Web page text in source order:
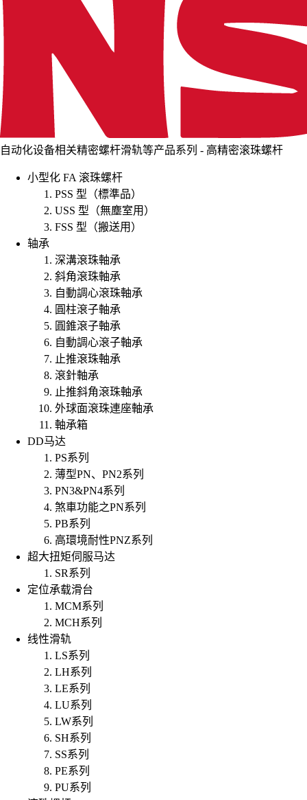
自动化设备相关精密螺杆滑轨等产品系列 - 高精密滚珠螺杆
小型化 FA 滚珠螺杆
PSS 型（標準品）
USS 型（無塵室用）
FSS 型（搬送用）
轴承
深溝滾珠軸承
斜角滾珠軸承
自動調心滾珠軸承
圓柱滾子軸承
圓錐滾子軸承
自動調心滾子軸承
止推滾珠軸承
滾針軸承
止推斜角滾珠軸承
外球面滾珠連座軸承
軸承箱
DD马达
PS系列
薄型PN、PN2系列
PN3&PN4系列
煞車功能之PN系列
PB系列
高環境耐性PNZ系列
超大扭矩伺服马达
SR系列
定位承载滑台
MCM系列
MCH系列
线性滑轨
LS系列
LH系列
LE系列
LU系列
LW系列
SH系列
SS系列
PE系列
PU系列